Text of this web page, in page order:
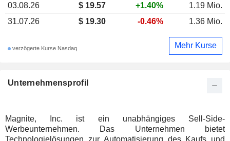
Unternehmensprofil
Magnite, Inc. ist ein unabhängiges Sell-Side-
Werbeunternehmen. Das Unternehmen bietet
Technologielösungen zur Automatisierung des Kaufs und
03.08.26
$ 19.57 +1.40%
1.19 Mio.
31.07.26
$ 19.30 -0.46% 1.36 Mio.
verzögerte Kurse Nasdaq Mehr Kurse